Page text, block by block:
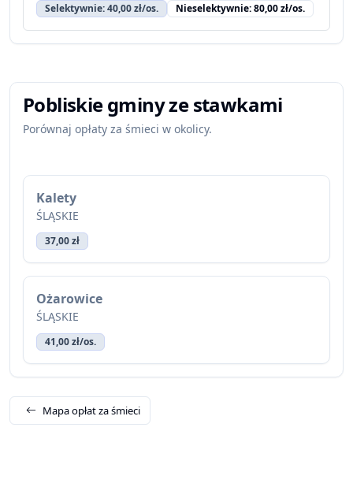
Selektywnie: 40,00 zł/os. Nieselektywnie: 80,00 zł/os.
Pobliskie gminy ze stawkami
Porównaj opłaty za śmieci w okolicy.
Kalety
ŚLĄSKIE
37,00 zł
Ożarowice
ŚLĄSKIE
41,00 zł/os.
Mapa opłat za śmieci